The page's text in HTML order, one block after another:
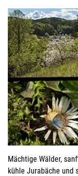
Mächtige Wälder,
kühle Jurabäche und